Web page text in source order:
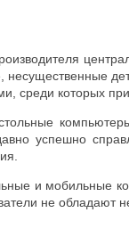
несущественные
среди которых
успешно
и мобильные
не обладают